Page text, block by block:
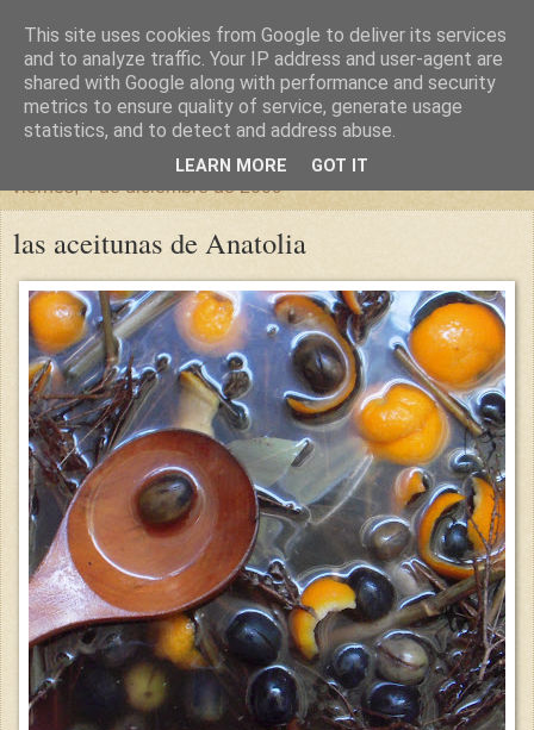
un sitio diferente
una casa para crecer, un castillo para soñar
viernes, 4 de diciembre de 2009
las aceitunas de Anatolia
This site uses cookies from Google to deliver its services
and to analyze traffic. Your IP address and user-agent are
shared with Google along with performance and security
metrics to ensure quality of service, generate usage
statistics, and to detect and address abuse.
LEARN MORE GOT IT